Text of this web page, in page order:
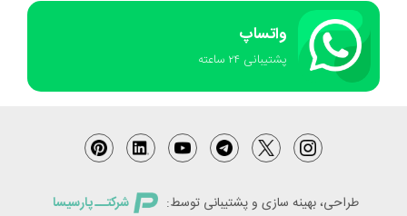
واتساپ
پشتیبانی ٢۴ ساعته
طراحی، بهینه سازی و پشتیبانی توسط: شرکتــ پارسیسا